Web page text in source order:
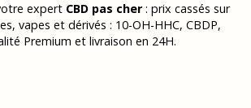
expert CBD pas cher: prix cassés sur
vapes et dérivés : 10-OH-HHC, CBDP,
Premium et livraison en 24H.